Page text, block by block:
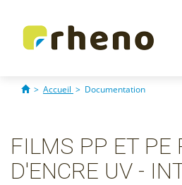
> Accueil > Documentation
FILMS PP ET PE
D'ENCRE UV -